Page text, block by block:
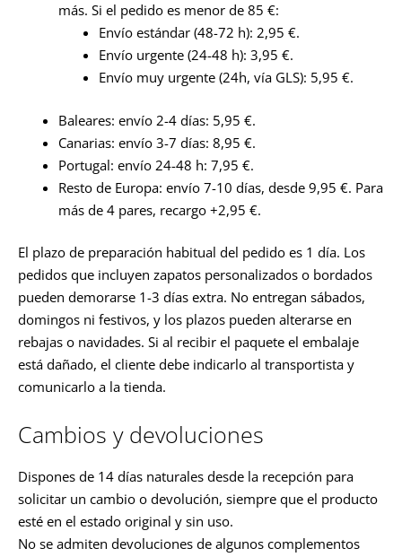
más. Si el pedido es menor de 85 €:
Envío estándar (48-72 h): 2,95 €.
Envío urgente (24-48 h): 3,95 €.
Envío muy urgente (24h, vía GLS): 5,95 €.
Baleares: envío 2-4 días: 5,95 €.
Canarias: envío 3-7 días: 8,95 €.
Portugal: envío 24-48 h: 7,95 €.
Resto de Europa: envío 7-10 días, desde 9,95 €. Para
más de 4 pares, recargo +2,95 €.
El plazo de preparación habitual del pedido es 1 día. Los
pedidos que incluyen zapatos personalizados o bordados
pueden demorarse 1-3 días extra. No entregan sábados,
domingos ni festivos, y los plazos pueden alterarse en
rebajas o navidades. Si al recibir el paquete el embalaje
está dañado, el cliente debe indicarlo al transportista y
comunicarlo a la tienda.
Cambios y devoluciones
Dispones de 14 días naturales desde la recepción para
solicitar un cambio o devolución, siempre que el producto
esté en el estado original y sin uso.
No se admiten devoluciones de algunos complementos